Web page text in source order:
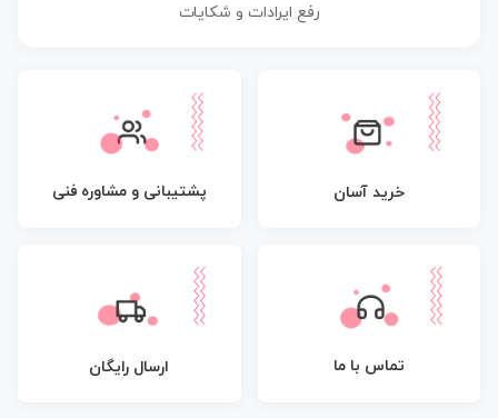
رفع ایرادات و شکایات
خرید آسان پشتیبانی و مشاوره فنی
تماس با ما ارسال رایگان